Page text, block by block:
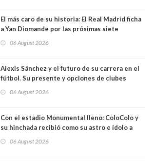
El más caro de su historia: El Real Madrid ficha
a Yan Diomande por las próximas siete
06 August 2026
Alexis Sánchez y el futuro de su carrera en el
fútbol. Su presente y opciones de clubes
06 August 2026
Con el estadio Monumental lleno: ColoColo y
su hinchada recibió como su astro e ídolo a
06 August 2026